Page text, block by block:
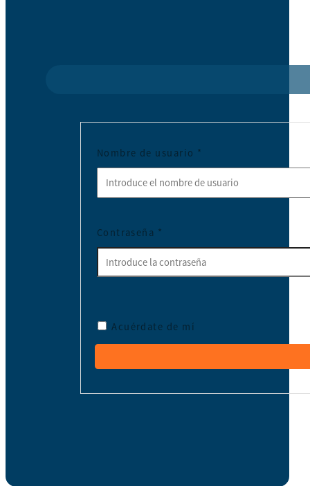
Nombre de usuario *
Contraseña *
Acuérdate de mí